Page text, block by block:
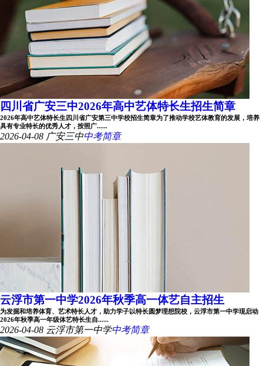
四川省广安三中2026年高中艺体特长生招生简章
2026年高中艺体特长生四川省广安第三中学校招生简章为了推动学校艺体教育的发展，培养
具有专业特长的优秀人才，按照广......
2026-04-08 广安三中中考简章
云浮市第一中学2026年秋季高一体艺自主招生
为发掘和培养体育、艺术特长人才，助力学子以特长圆梦理想院校，云浮市第一中学现启动
2026年秋季高一年级体艺特长生自......
2026-04-08 云浮市第一中学中考简章